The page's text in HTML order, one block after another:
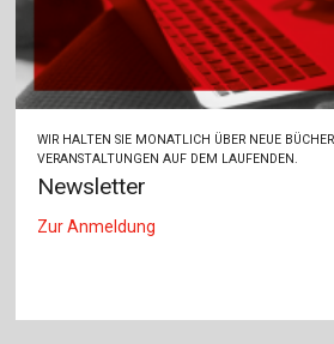
WIR HALTEN SIE MONATLICH ÜBER NEUE
VERANSTALTUNGEN AUF DEM LAUFENDEN.
Newsletter
Zur Anmeldung